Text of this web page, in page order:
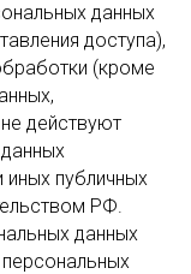
данных
доступа),
(кроме
действуют
публичных
РФ.
данных